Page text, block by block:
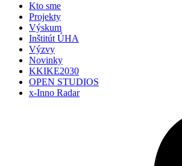
Kto sme
Projekty
Výskum
Inštitút ÚHA
Výzvy
Novinky
KKIKE2030
OPEN STUDIOS
x-Inno Radar